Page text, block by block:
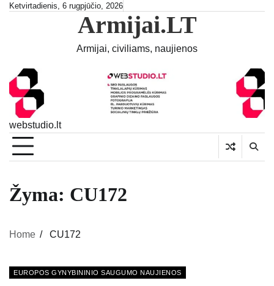
SkipKetvirtadienis, 6 rugpjūčio, 2026
Armijai.LT
Armijai, civiliams, naujienos
webstudio.lt
Žyma: CU172
Home CU172
EUROPOS GYNYBININIO SAUGUMO NAUJIENOS